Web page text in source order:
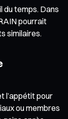
du temps. Dans
pourrait
similaires.
l’appétit pour
ou membres